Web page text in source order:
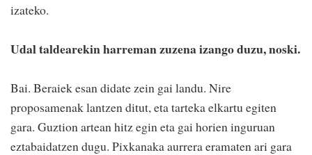
izateko.
Udal taldearekin harreman zuzena izango duzu, noski.
Bai. Beraiek esan didate zein gai landu. Nire
proposamenak lantzen ditut, eta tarteka elkartu egiten
gara. Guztion artean hitz egin eta gai horien inguruan
eztabaidatzen dugu. Pixkanaka aurrera eramaten ari gara